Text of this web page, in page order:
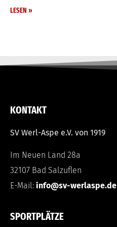
LESEN »
KONTAKT
SV Werl-Aspe e.V. von 1919
Im Neuen Land 28a
32107 Bad Salzuflen
E-Mail: info@sv-werlaspe.de
SPORTPLÄTZE